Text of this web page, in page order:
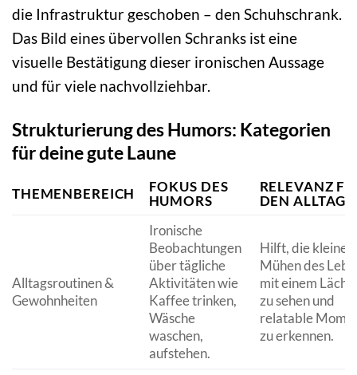
die Infrastruktur geschoben – den Schuhschrank.
Das Bild eines übervollen Schranks ist eine
visuelle Bestätigung dieser ironischen Aussage
und für viele nachvollziehbar.
Strukturierung des Humors: Kategorien
für deine gute Laune
THEMENBEREICH
FOKUS DES
HUMORS
RELEVANZ
DEN ALLTAG
Alltagsroutinen &
Gewohnheiten
Ironische
Beobachtungen
über tägliche
Aktivitäten wie
Kaffee trinken,
Wäsche
waschen,
aufstehen.
Hilft, die kleinen
Mühen des
mit einem
zu sehen und
relatable
zu erkennen.